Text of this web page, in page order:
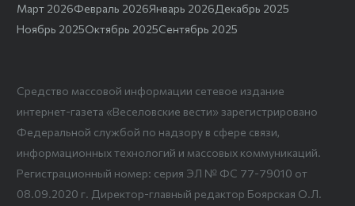
Март 2026Февраль 2026Январь 2026Декабрь 2025
Ноябрь 2025Октябрь 2025Сентябрь 2025
Средство массовой информации сетевое издание
интернет-газета «Веселовские вести» зарегистрировано
Федеральной службой по надзору в сфере связи,
информационных технологий и массовых коммуникаций.
Регистрационный номер: серия ЭЛ № ФС 77-79010 от
08.09.2020 г. Директор-главный редактор Боярская О.Л.